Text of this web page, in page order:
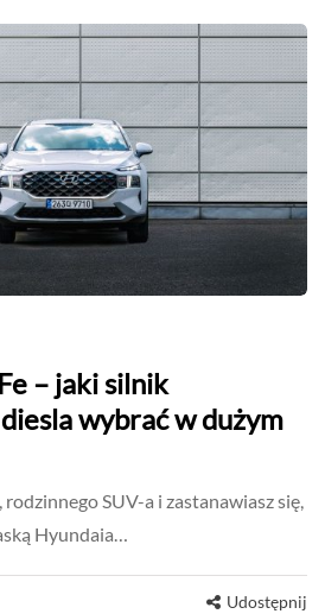
– jaki silnik
wybrać w dużym
SUV-a i zastanawiasz się,
Hyundaia…
Udostępnij